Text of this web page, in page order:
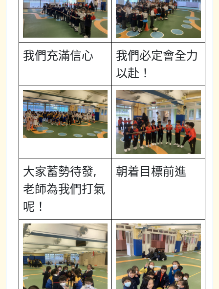
我們充滿信心
我們必定會全力
以赴！
大家蓄勢待發,
老師為我們打氣
呢！
朝着目標前進